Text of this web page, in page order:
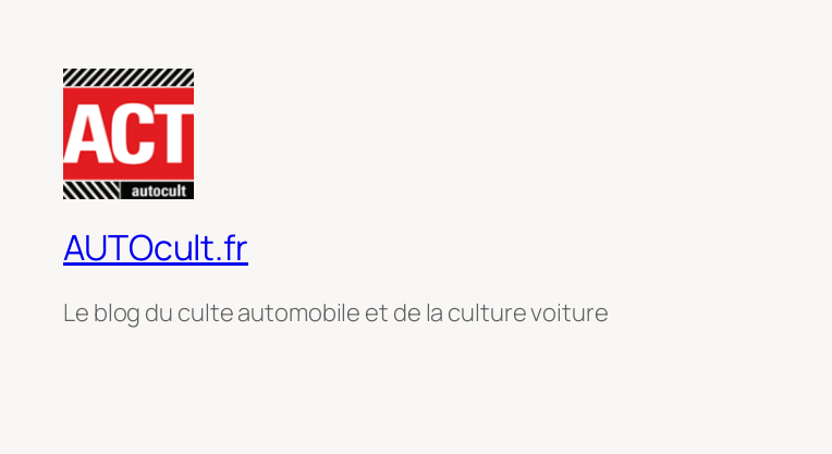
AUTOcult.fr
Le blog du culte automobile et de la culture voiture